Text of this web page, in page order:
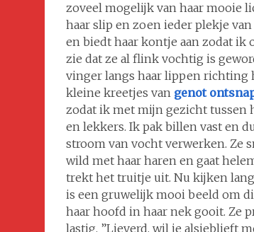
zoveel mogelijk van haar mooie
haar slip en zoen ieder plekje
en biedt haar kontje aan zodat ik
zie dat ze al flink vochtig is
vinger langs haar lippen richting
kleine kreetjes van genot
zodat ik met mijn gezicht tussen
en lekkers. Ik pak billen vast en
stroom van vocht verwerken. Ze
wild met haar haren en gaat
trekt het truitje uit. Nu kijken
is een gruwelijk mooi beeld om
haar hoofd in haar nek gooit. Ze
lastig. ”Lieverd, wil je alsjeblieft